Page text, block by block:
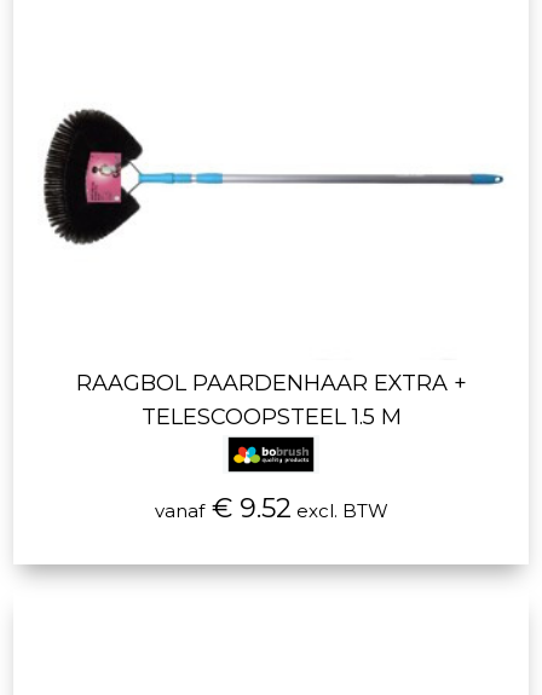
RAAGBOL PAARDENHAAR EXTRA +
TELESCOOPSTEEL 1.5 M
vanaf€ 9.52 excl. BTW